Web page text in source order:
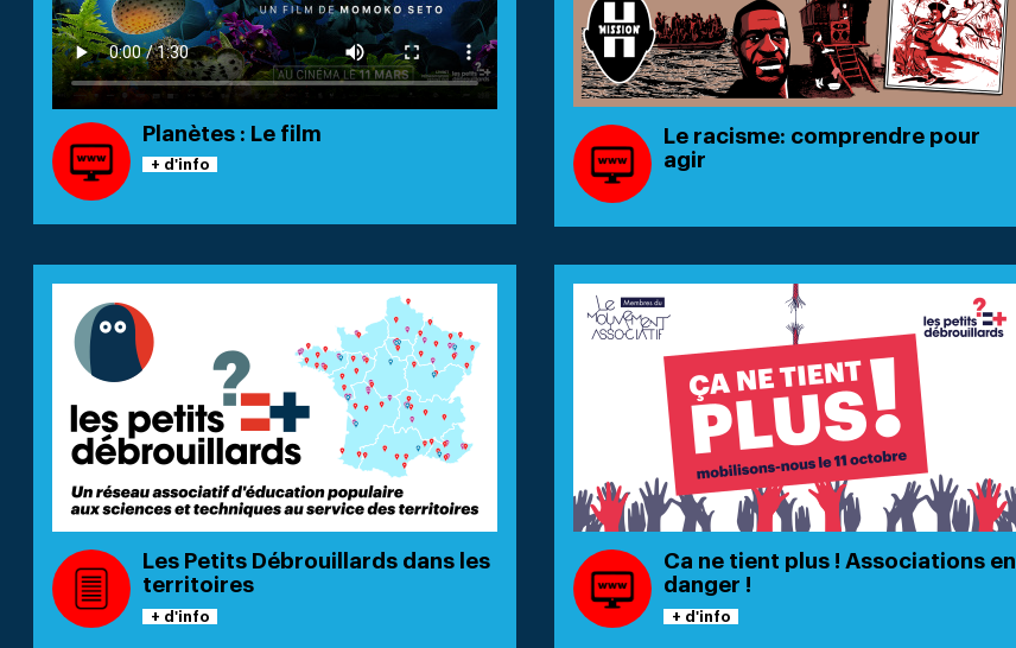
Planètes : Le film
+ d'info
Le racisme: comprendre pour
agir
Les Petits Débrouillards dans les
territoires
+ d'info
Ca ne tient plus ! Associations en
danger !
+ d'info